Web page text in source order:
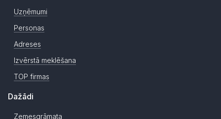
Uzņēmumi
Personas
Adreses
Izvērstā meklēšana
TOP firmas
Dažādi
Zemesgrāmata